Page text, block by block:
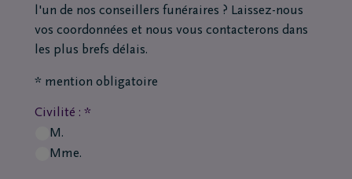
l'un de nos conseillers funéraires ? Laissez-nous
vos coordonnées et nous vous contacterons dans
les plus brefs délais.
* mention obligatoire
Civilité : *
M.
Mme.